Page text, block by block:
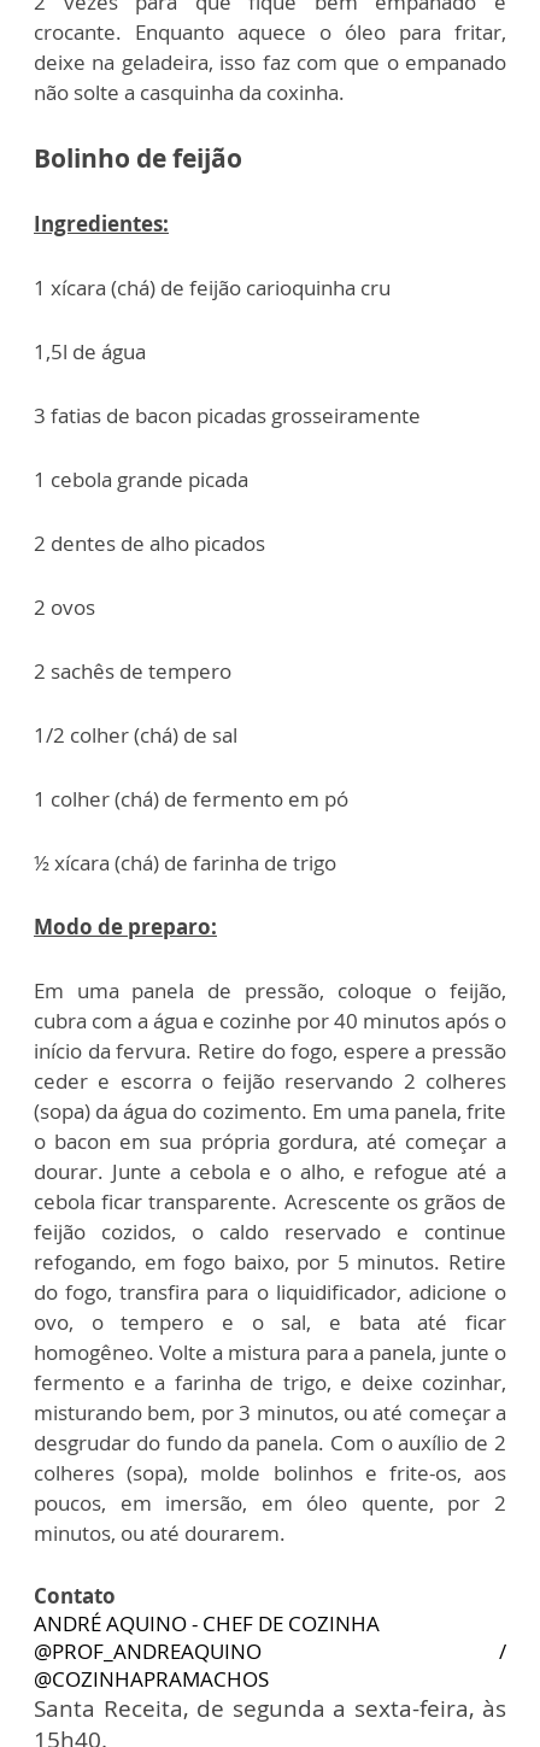
crocante. Enquanto aquece o óleo para fritar,
deixe na geladeira, isso faz com que o empanado
não solte a casquinha da coxinha.
Bolinho de feijão
Ingredientes:
1 xícara (chá) de feijão carioquinha cru
1,5l de água
3 fatias de bacon picadas grosseiramente
1 cebola grande picada
2 dentes de alho picados
2 ovos
2 sachês de tempero
1/2 colher (chá) de sal
1 colher (chá) de fermento em pó
½ xícara (chá) de farinha de trigo
Modo de preparo:
Em uma panela de pressão, coloque o feijão,
cubra com a água e cozinhe por 40 minutos após o
início da fervura. Retire do fogo, espere a pressão
ceder e escorra o feijão reservando 2 colheres
(sopa) da água do cozimento. Em uma panela, frite
o bacon em sua própria gordura, até começar a
dourar. Junte a cebola e o alho, e refogue até a
cebola ficar transparente. Acrescente os grãos de
feijão cozidos, o caldo reservado e continue
refogando, em fogo baixo, por 5 minutos. Retire
do fogo, transfira para o liquidificador, adicione o
ovo, o tempero e o sal, e bata até ficar
homogêneo. Volte a mistura para a panela, junte o
fermento e a farinha de trigo, e deixe cozinhar,
misturando bem, por 3 minutos, ou até começar a
desgrudar do fundo da panela. Com o auxílio de 2
colheres (sopa), molde bolinhos e frite-os, aos
poucos, em imersão, em óleo quente, por 2
minutos, ou até dourarem.
Contato
ANDRÉ AQUINO - CHEF DE COZINHA
@PROF_ANDREAQUINO /
@COZINHAPRAMACHOS
Santa Receita, de segunda a sexta-feira, às
15h40.